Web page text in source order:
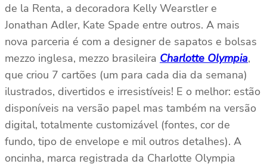
de la Renta, a decoradora Kelly Wearstler e
Jonathan Adler, Kate Spade entre outros. A mais
nova parceria é com a designer de sapatos e bolsas
mezzo inglesa, mezzo brasileira Charlotte Olympia,
que criou 7 cartões (um para cada dia da semana)
ilustrados, divertidos e irresistíveis! E o melhor: estão
disponíveis na versão papel mas também na versão
digital, totalmente customizável (fontes, cor de
fundo, tipo de envelope e mil outros detalhes). A
oncinha, marca registrada da Charlotte Olympia